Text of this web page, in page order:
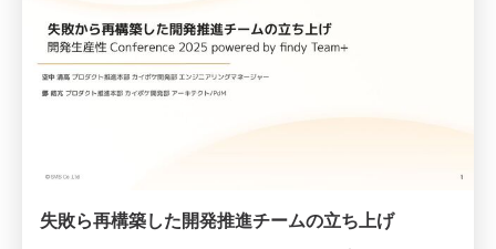
失敗ら再構築した開発推進チームの立ち上げ